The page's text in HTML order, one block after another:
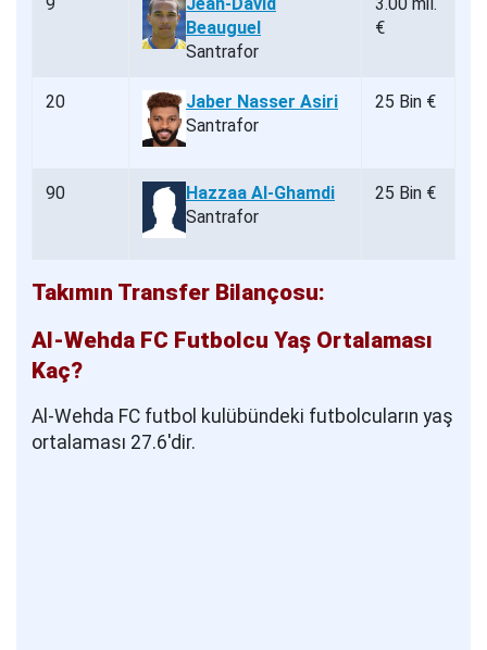
Beauguel
Santrafor
€
20
Jaber Nasser Asiri
Santrafor
25 Bin €
90
Hazzaa Al-Ghamdi
Santrafor
25 Bin €
Takımın Transfer Bilançosu:
Al-Wehda FC Futbolcu Yaş Ortalaması
Kaç?
Al-Wehda FC futbol kulübündeki futbolcuların yaş
ortalaması 27.6'dir.